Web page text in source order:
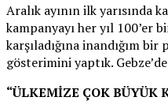
Aralık ayının ilk
kampanyayı her yıl 100’er
karşıladığına inandığım
gösterimini yaptık.
“ÜLKEMİZE ÇOK BÜYÜK